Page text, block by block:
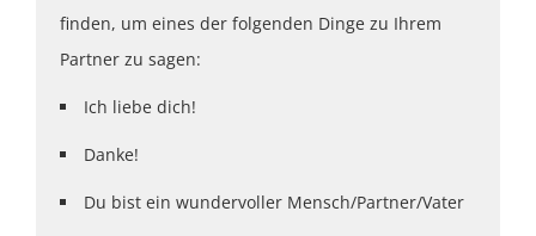
finden, um eines der folgenden Dinge zu Ihrem
Partner zu sagen:
Ich liebe dich!
Danke!
Du bist ein wundervoller Mensch/Partner/Vater